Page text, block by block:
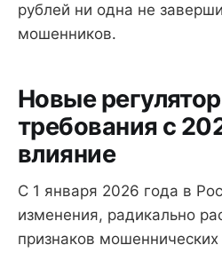
рублей ни одна не
мошенников.
Новые
требования с
влияние
С 1 января 2026 года в
изменения, радикально
признаков